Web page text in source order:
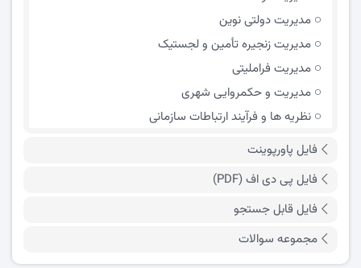
مدیریت دولتی نوین
مدیریت زنجیره تأمین و لجستیک
مدیریت فراملیتی
مدیریت و حکمروایی شهری
نظریه ها و فرآیند ارتباطات سازمانی
فایل پاورپوینت
فایل پی دی اف (PDF)
فایل قابل جستجو
مجموعه سوالات